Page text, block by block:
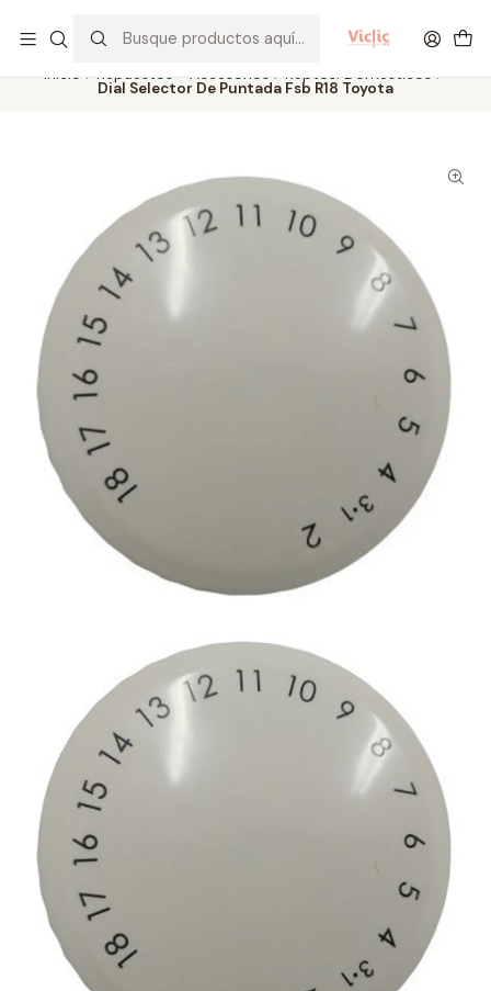
Leer más
Inicio Repuestos - Accesorios Reptos. Domésticos
Dial Selector De Puntada Fsb R18 Toyota